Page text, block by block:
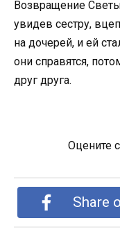
Возвращение
увидев сестру,
на дочерей, и ей
они справятся,
друг друга.
Оцените
Share